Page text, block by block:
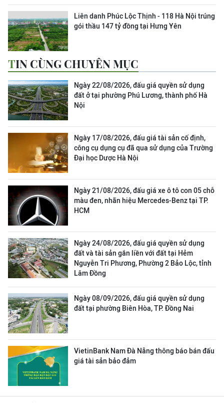
Liên danh Phúc Lộc Thịnh - 118 Hà Nội trúng
gói thầu 147 tỷ đồng tại Hưng Yên
TIN CÙNG CHUYÊN MỤC
Ngày 22/08/2026, đấu giá quyền sử dụng
đất ở tại phường Phú Lương, thành phố Hà
Nội
Ngày 17/08/2026, đấu giá tài sản cố định,
công cụ dụng cụ đã qua sử dụng của Trường
Đại học Dược Hà Nội
Ngày 21/08/2026, đấu giá xe ô tô con 05 chỗ
màu đen, nhãn hiệu Mercedes-Benz tại TP.
HCM
Ngày 24/08/2026, đấu giá quyền sử dụng
đất và tài sản gắn liền với đất tại Hẻm
Nguyễn Tri Phương, Phường 2 Bảo Lộc, tỉnh
Lâm Đồng
Ngày 08/09/2026, đấu giá quyền sử dụng
đất tại phường Biên Hòa, TP. Đồng Nai
VietinBank Nam Đà Nẵng thông báo bán đấu
giá tài sản bảo đảm